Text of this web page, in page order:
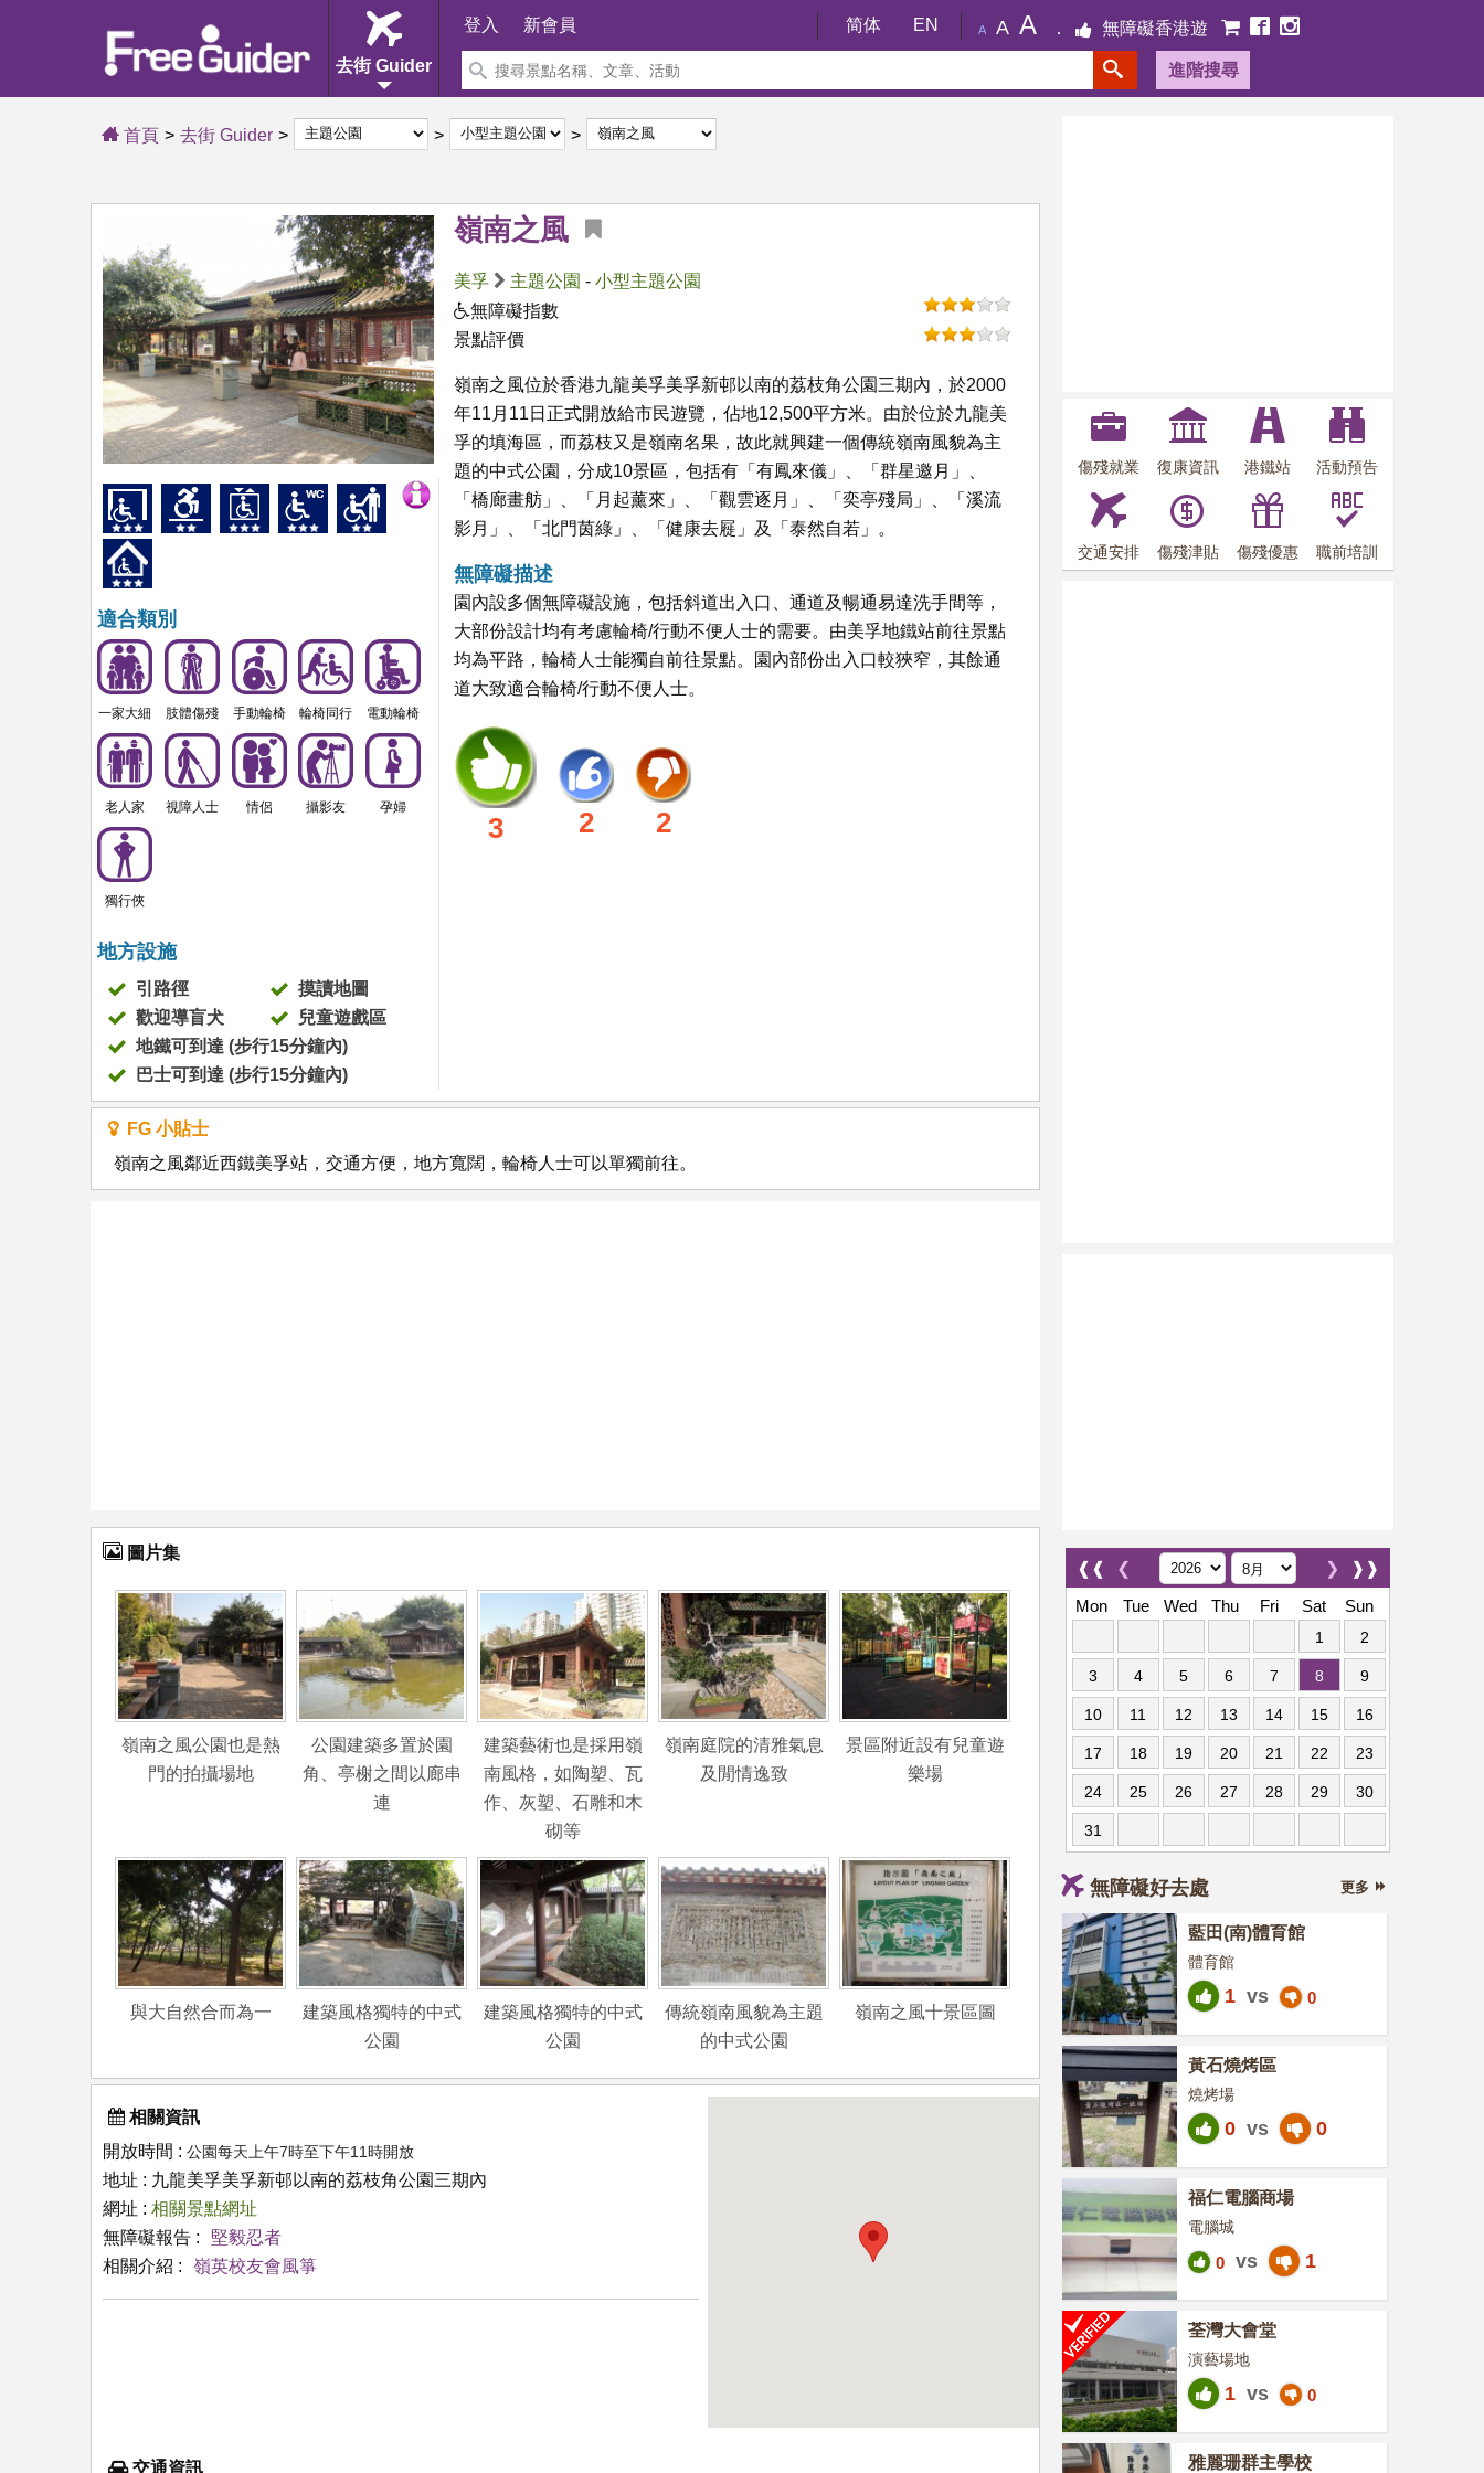
去街 Guider
登入 新會員 简体 EN A A A 無障礙香港遊
進階搜尋
首頁 去街 Guider
嶺南之風
美孚 主題公園 - 小型主題公園
無障礙指數
景點評價
適合類別
一家大細 肢體傷殘 手動輪椅 輪椅同行 電動輪椅
老人家 視障人士 情侶 攝影友 孕婦
獨行俠
地方設施
引路徑
摸讀地圖
歡迎導盲犬
兒童遊戲區
地鐵可到達 (步行15分鐘內)
巴士可到達 (步行15分鐘內)
嶺南之風位於香港九龍美孚美孚新邨以南的荔枝角公園三期內，於2000
年11月11日正式開放給市民遊覽，佔地12,500平方米。由於位於九龍美
孚的填海區，而荔枝又是嶺南名果，故此就興建一個傳統嶺南風貌為主
題的中式公園，分成10景區，包括有「有鳳來儀」、「群星邀月」、
「橋廊畫舫」、「月起薰來」、「觀雲逐月」、「奕亭殘局」、「溪流
影月」、「北門茵綠」、「健康去屣」及「泰然自若」。
無障礙描述
園內設多個無障礙設施，包括斜道出入口、通道及暢通易達洗手間等，
大部份設計均有考慮輪椅/行動不便人士的需要。由美孚地鐵站前往景點
均為平路，輪椅人士能獨自前往景點。園內部份出入口較狹窄，其餘通
道大致適合輪椅/行動不便人士。
3 2 2
FG 小貼士
嶺南之風鄰近西鐵美孚站，交通方便，地方寬闊，輪椅人士可以單獨前往。
圖片集
嶺南之風公園也是熱
門的拍攝場地
公園建築多置於園
角、亭榭之間以廊串
連
建築藝術也是採用嶺
南風格，如陶塑、瓦
作、灰塑、石雕和木
砌等
嶺南庭院的清雅氣息
及閒情逸致
景區附近設有兒童遊
樂場
與大自然合而為一
建築風格獨特的中式
公園
建築風格獨特的中式
公園
傳統嶺南風貌為主題
的中式公園
嶺南之風十景區圖
相關資訊
開放時間 : 公園每天上午7時至下午11時開放
地址 : 九龍美孚美孚新邨以南的荔枝角公園三期內
網址 : 相關景點網址
無障礙報告 :
堅毅忍者
相關介紹 :
嶺英校友會風箏
交通資訊
傷殘就業 復康資訊 港鐵站 活動預告
交通安排 傷殘津貼 傷殘優惠 職前培訓
❰❰ ❮ ❱❱
❯
Mon
Tue Wed Thu Fri Sat Sun
1 2
3 4 5 6 7 8 9
10 11 12 13 14 15 16
17 18 19 20 21 22 23
24 25 26 27 28 29 30
31
無障礙好去處 更多
藍田(南)體育館
體育館
1 vs 0
黃石燒烤區
燒烤場
0 vs 0
福仁電腦商場
電腦城
0 vs 1
荃灣大會堂
演藝場地
1 vs 0
雅麗珊群主學校